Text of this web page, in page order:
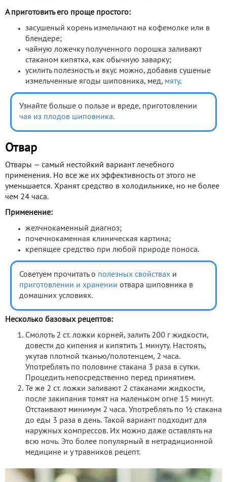
А приготовить его проще простого:
засушеный корень измельчают на кофемолке или в
блендере;
чайную ложечку полученного порошка заливают
стаканом кипятка, как обычную заварку;
усилить полезность и вкус можно, добавив сушеные
измельченные ягоды шиповника, мед, мяту.
Узнайте больше о пользе и вреде, приготовлении
чая из плодов шиповника.
Отвар
Отвары — самый нестойкий вариант лечебного
применения. Но все же их эффективность от этого не
уменьшается. Хранят средство в холодильнике, но не более
чем 24 часа.
Применение:
желчнокаменный диагноз;
почечнокаменная клиническая картина;
крепящее средство при любой природе поноса.
Советуем прочитать о полезных свойствах и
приготовлении и хранении отвара шиповника в
домашних условиях.
Несколько базовых рецептов:
Смолоть 2 ст. ложки корней, залить 200 г жидкости,
довести до кипения и кипятить 1 минуту. Настоять,
укутав плотной тканью/полотенцем, 2 часа.
Употреблять по половине стакана 3 раза в сутки.
Процедить непосредственно перед принятием.
Те же 2 ст. ложки заливают 2 стаканами жидкости,
после закипания томят на маленьком огне 15 минут.
Отстаивают минимум 2 часа. Употреблять по 1⁄2 стакана
до еды 3 раза в день. Такой вариант подходит для
наружных компрессов. Их можно даже оставлять на
всю ночь. Это более популярный в нетрадиционной
медицине и у травников рецепт.